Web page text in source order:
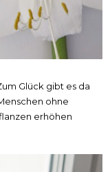
Glück gibt es da
ohne
erhöhen